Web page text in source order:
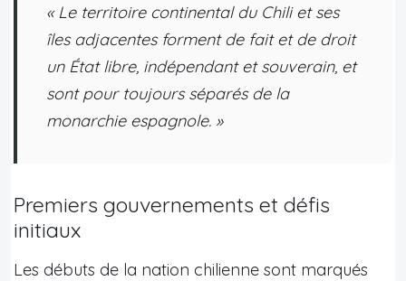
« Le territoire continental du Chili et ses
îles adjacentes forment de fait et de droit
un État libre, indépendant et souverain, et
sont pour toujours séparés de la
monarchie espagnole. »
Premiers gouvernements et défis
initiaux
Les débuts de la nation chilienne sont marqués